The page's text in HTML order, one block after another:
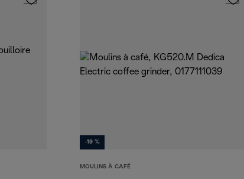
-19 %
MOULINS À CAFÉ